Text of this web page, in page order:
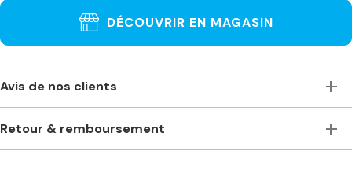
DÉCOUVRIR EN MAGASIN
Avis de nos clients
recommande vivement ce magasin pour ceux qui ont
Retour & remboursement